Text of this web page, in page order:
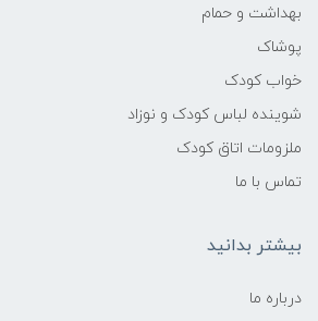
بهداشت و حمام
پوشاک
خواب کودک
شوینده لباس کودک و نوزاد
ملزومات اتاق کودک
تماس با ما
بیشتر بدانید
درباره ما